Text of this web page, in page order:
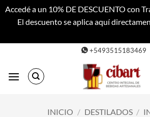
Accedé a un 10% DE DESCUENTO con
El descuento se aplica aquí
contenido
+5493515183469
INICIO / DESTILADOS /